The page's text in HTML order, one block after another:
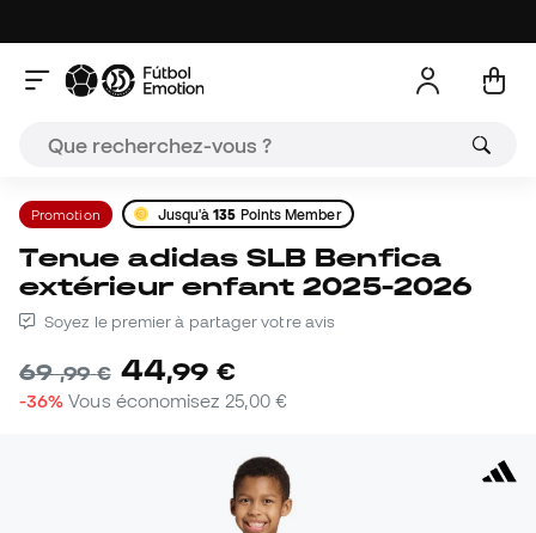
Promotion Jusqu'à135 Points Member
Tenue adidas SLB Benfica
extérieur enfant 2025-2026
Soyez le premier à partager votre avis
69,99 € 44,99 €
-36% Vous économisez 25,00 €